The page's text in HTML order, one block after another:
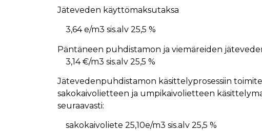
Jäteveden käyttömaksutaksa
3,64 e/m3 sis.alv 25,5 %
Päntäneen puhdistamon ja viemäreiden
3,14 €/m3 sis.alv 25,5 %
Jätevedenpuhdistamon käsittelyprosessiin
sakokaivolietteen ja umpikaivolietteen
seuraavasti:
sakokaivoliete 25,10e/m3 sis.alv 25,5 %